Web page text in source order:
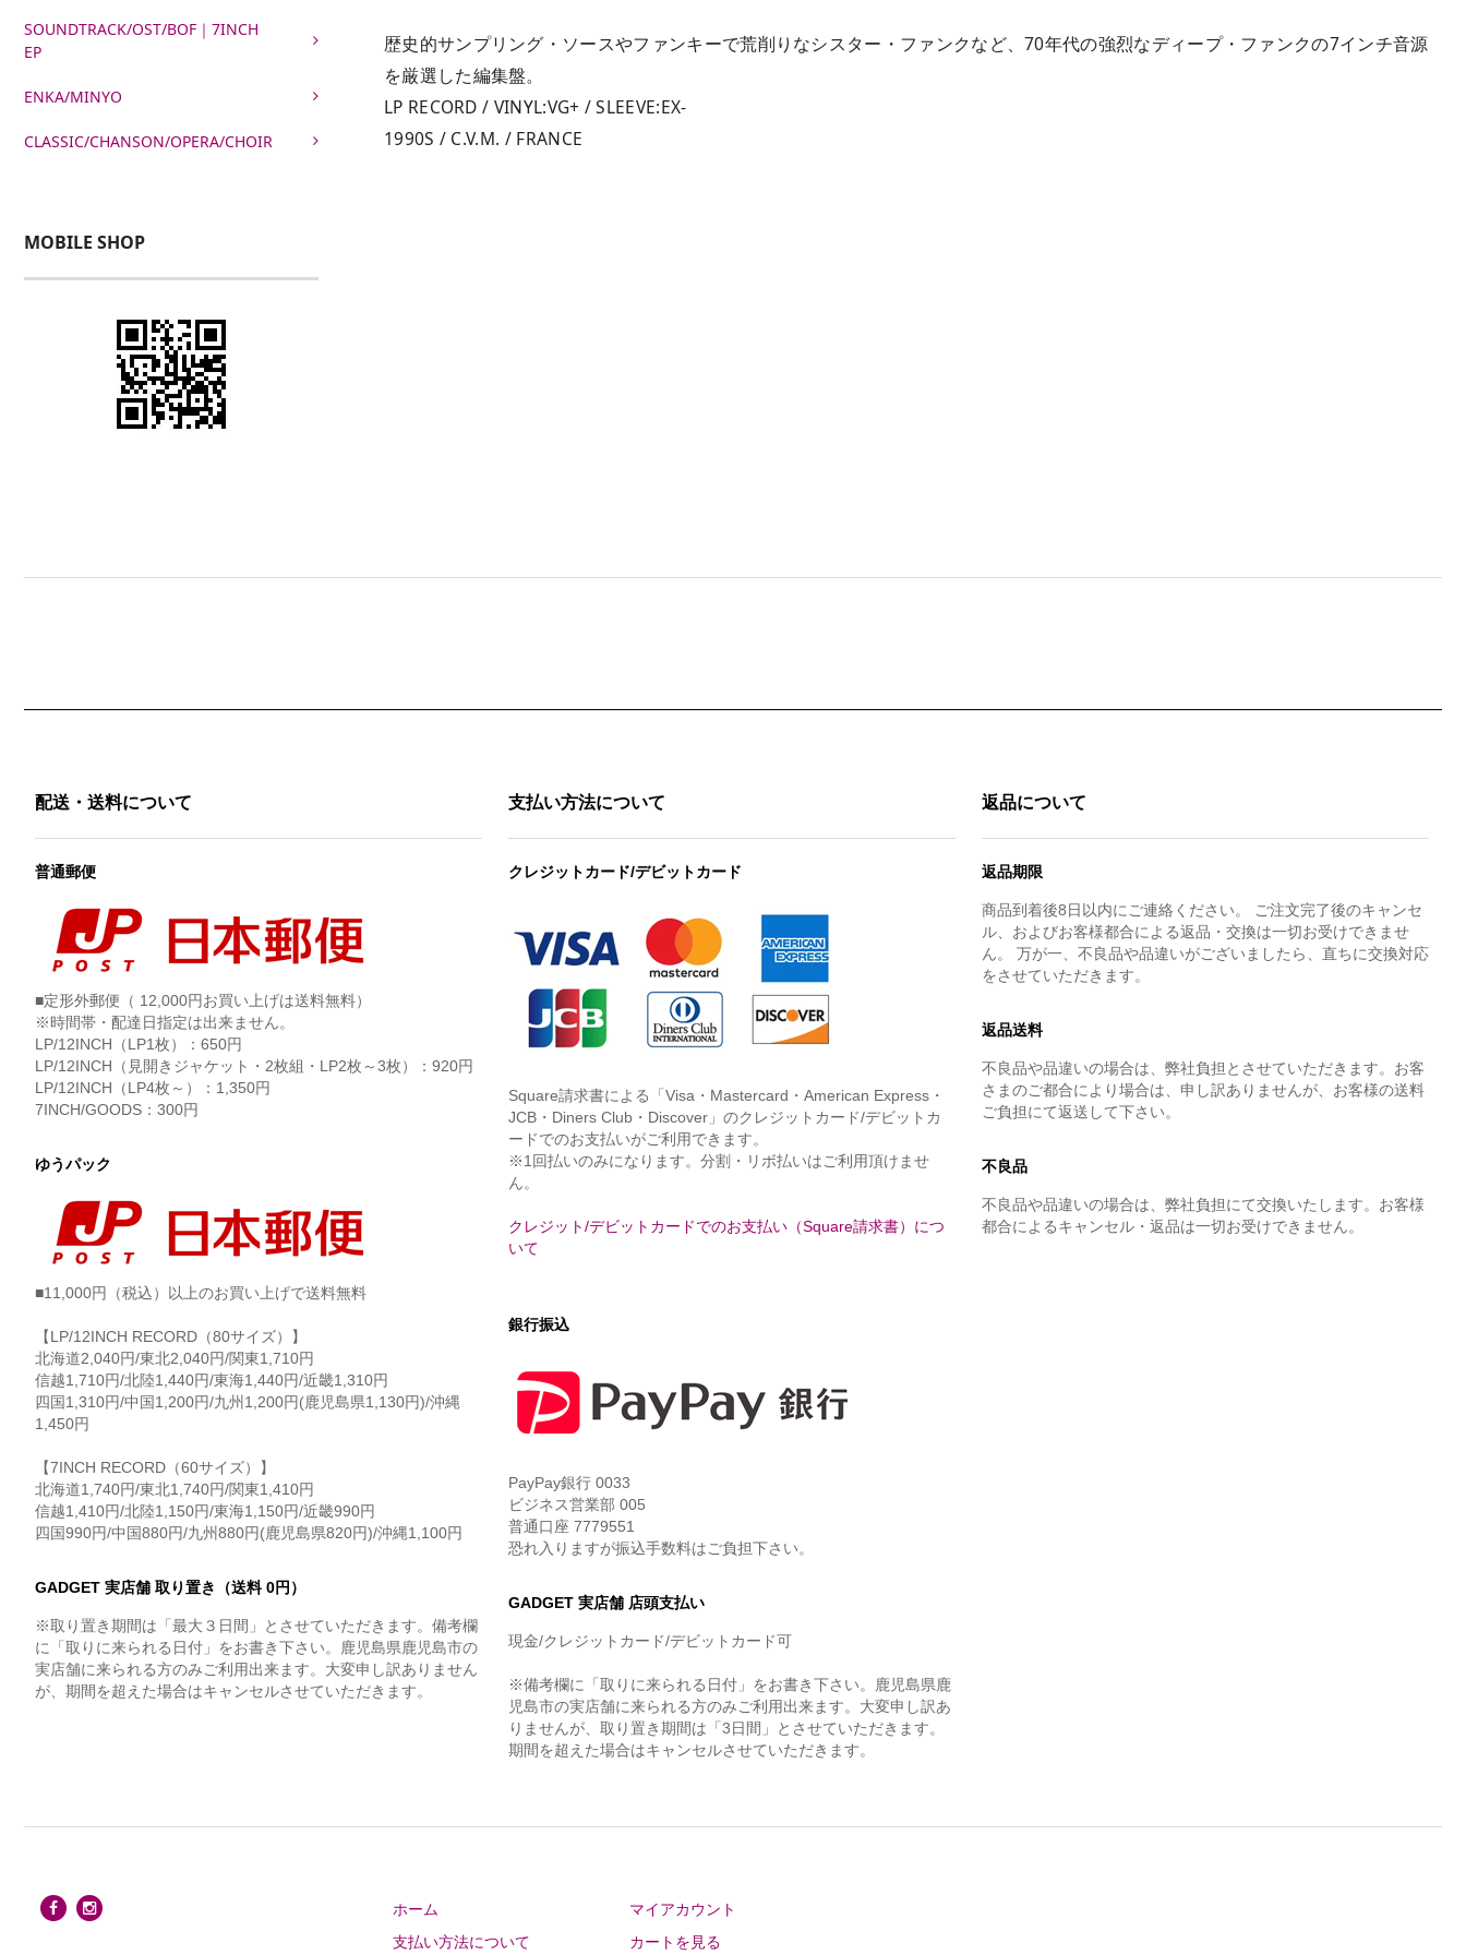
SOUNDTRACK/OST/BOF｜7INCH
EP
ENKA/MINYO
CLASSIC/CHANSON/OPERA/CHOIR
MOBILE SHOP
歴史的サンプリング・ソースやファンキーで荒削りなシスター・ファンクなど、70年代の強烈なディープ・ファンクの7インチ音源
を厳選した編集盤。
LP RECORD / VINYL:VG+ / SLEEVE:EX-
1990S / C.V.M. / FRANCE
配送・送料について
普通郵便
■定形外郵便（ 12,000円お買い上げは送料無料）
※時間帯・配達日指定は出来ません。
LP/12INCH（LP1枚）：650円
LP/12INCH（見開きジャケット・2枚組・LP2枚～3枚）：920円
LP/12INCH（LP4枚～）：1,350円
7INCH/GOODS：300円
ゆうパック
■11,000円（税込）以上のお買い上げで送料無料
【LP/12INCH RECORD（80サイズ）】
北海道2,040円/東北2,040円/関東1,710円
信越1,710円/北陸1,440円/東海1,440円/近畿1,310円
四国1,310円/中国1,200円/九州1,200円(鹿児島県1,130円)/沖縄
1,450円
【7INCH RECORD（60サイズ）】
北海道1,740円/東北1,740円/関東1,410円
信越1,410円/北陸1,150円/東海1,150円/近畿990円
四国990円/中国880円/九州880円(鹿児島県820円)/沖縄1,100円
GADGET 実店舗 取り置き（送料 0円）
※取り置き期間は「最大３日間」とさせていただきます。備考欄
に「取りに来られる日付」をお書き下さい。鹿児島県鹿児島市の
実店舗に来られる方のみご利用出来ます。大変申し訳ありません
が、期間を超えた場合はキャンセルさせていただきます。
支払い方法について
クレジットカード/デビットカード
Square請求書による「Visa・Mastercard・American Express・
JCB・Diners Club・Discover」のクレジットカード/デビットカ
ードでのお支払いがご利用できます。
※1回払いのみになります。分割・リボ払いはご利用頂けませ
ん。
クレジット/デビットカードでのお支払い（Square請求書）につ
いて
銀行振込
PayPay銀行 0033
ビジネス営業部 005
普通口座 7779551
恐れ入りますが振込手数料はご負担下さい。
GADGET 実店舗 店頭支払い
現金/クレジットカード/デビットカード可
※備考欄に「取りに来られる日付」をお書き下さい。鹿児島県鹿
児島市の実店舗に来られる方のみご利用出来ます。大変申し訳あ
りませんが、取り置き期間は「3日間」とさせていただきます。
期間を超えた場合はキャンセルさせていただきます。
返品について
返品期限
商品到着後8日以内にご連絡ください。 ご注文完了後のキャンセ
ル、およびお客様都合による返品・交換は一切お受けできませ
ん。 万が一、不良品や品違いがございましたら、直ちに交換対応
をさせていただきます。
返品送料
不良品や品違いの場合は、弊社負担とさせていただきます。お客
さまのご都合により場合は、申し訳ありませんが、お客様の送料
ご負担にて返送して下さい。
不良品
不良品や品違いの場合は、弊社負担にて交換いたします。お客様
都合によるキャンセル・返品は一切お受けできません。
ホーム
支払い方法について
マイアカウント
カートを見る